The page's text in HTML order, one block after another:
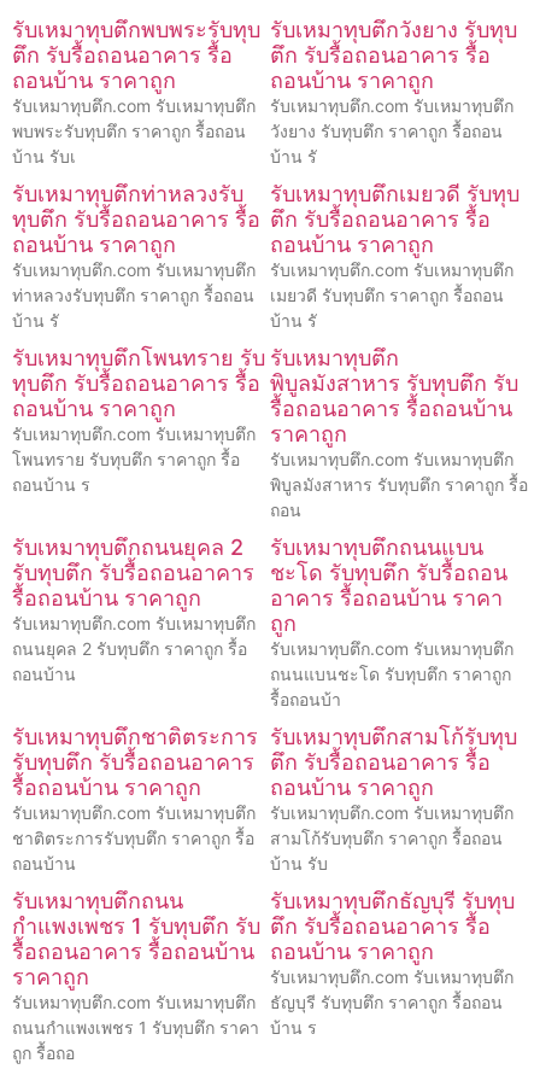
รับเหมาทุบตึกพบพระรับทุบ
ตึก รับรื้อถอนอาคาร รื้อ
ถอนบ้าน ราคาถูก
รับเหมาทุบตึก.com รับเหมาทุบตึก
พบพระรับทุบตึก ราคาถูก รื้อถอน
บ้าน รับเ
รับเหมาทุบตึกวังยาง รับทุบ
ตึก รับรื้อถอนอาคาร รื้อ
ถอนบ้าน ราคาถูก
รับเหมาทุบตึก.com รับเหมาทุบตึก
วังยาง รับทุบตึก ราคาถูก รื้อถอน
บ้าน รั
รับเหมาทุบตึกท่าหลวงรับ
ทุบตึก รับรื้อถอนอาคาร รื้อ
ถอนบ้าน ราคาถูก
รับเหมาทุบตึก.com รับเหมาทุบตึก
ท่าหลวงรับทุบตึก ราคาถูก รื้อถอน
บ้าน รั
รับเหมาทุบตึกเมยวดี รับทุบ
ตึก รับรื้อถอนอาคาร รื้อ
ถอนบ้าน ราคาถูก
รับเหมาทุบตึก.com รับเหมาทุบตึก
เมยวดี รับทุบตึก ราคาถูก รื้อถอน
บ้าน รั
รับเหมาทุบตึกโพนทราย รับ
ทุบตึก รับรื้อถอนอาคาร รื้อ
ถอนบ้าน ราคาถูก
รับเหมาทุบตึก.com รับเหมาทุบตึก
โพนทราย รับทุบตึก ราคาถูก รื้อ
ถอนบ้าน ร
รับเหมาทุบตึก
พิบูลมังสาหาร รับทุบตึก รับ
รื้อถอนอาคาร รื้อถอนบ้าน
ราคาถูก
รับเหมาทุบตึก.com รับเหมาทุบตึก
พิบูลมังสาหาร รับทุบตึก ราคาถูก รื้อ
ถอน
รับเหมาทุบตึกถนนยุคล 2
รับทุบตึก รับรื้อถอนอาคาร
รื้อถอนบ้าน ราคาถูก
รับเหมาทุบตึก.com รับเหมาทุบตึก
ถนนยุคล 2 รับทุบตึก ราคาถูก รื้อ
ถอนบ้าน
รับเหมาทุบตึกถนนแบน
ชะโด รับทุบตึก รับรื้อถอน
อาคาร รื้อถอนบ้าน ราคา
ถูก
รับเหมาทุบตึก.com รับเหมาทุบตึก
ถนนแบนชะโด รับทุบตึก ราคาถูก
รื้อถอนบ้า
รับเหมาทุบตึกชาติตระการ
รับทุบตึก รับรื้อถอนอาคาร
รื้อถอนบ้าน ราคาถูก
รับเหมาทุบตึก.com รับเหมาทุบตึก
ชาติตระการรับทุบตึก ราคาถูก รื้อ
ถอนบ้าน
รับเหมาทุบตึกสามโก้รับทุบ
ตึก รับรื้อถอนอาคาร รื้อ
ถอนบ้าน ราคาถูก
รับเหมาทุบตึก.com รับเหมาทุบตึก
สามโก้รับทุบตึก ราคาถูก รื้อถอน
บ้าน รับ
รับเหมาทุบตึกถนน
กำแพงเพชร 1 รับทุบตึก รับ
รื้อถอนอาคาร รื้อถอนบ้าน
ราคาถูก
รับเหมาทุบตึก.com รับเหมาทุบตึก
ถนนกำแพงเพชร 1 รับทุบตึก ราคา
ถูก รื้อถอ
รับเหมาทุบตึกธัญบุรี รับทุบ
ตึก รับรื้อถอนอาคาร รื้อ
ถอนบ้าน ราคาถูก
รับเหมาทุบตึก.com รับเหมาทุบตึก
ธัญบุรี รับทุบตึก ราคาถูก รื้อถอน
บ้าน ร